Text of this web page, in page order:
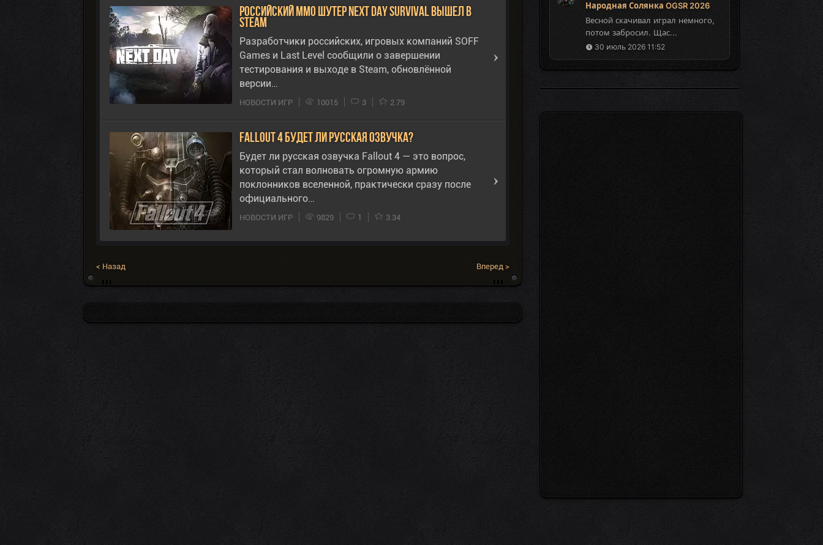
Российский ММО Шутер Next Day Survival вышел в
Steam
Разработчики российских, игровых компаний SOFF
Games и Last Level сообщили о завершении
тестирования и выходе в Steam, обновлённой
версии…
НОВОСТИ ИГР 10015 3 2.79
Fallout 4 будет ли русская озвучка?
Будет ли русская озвучка Fallout 4 — это вопрос,
который стал волновать огромную армию
поклонников вселенной, практически сразу после
официального…
НОВОСТИ ИГР 9829 1 3.34
< Назад Вперед >
Народная Солянка OGSR 2026
Весной скачивал играл немного,
потом забросил. Щас...
30 июль 2026 11:52